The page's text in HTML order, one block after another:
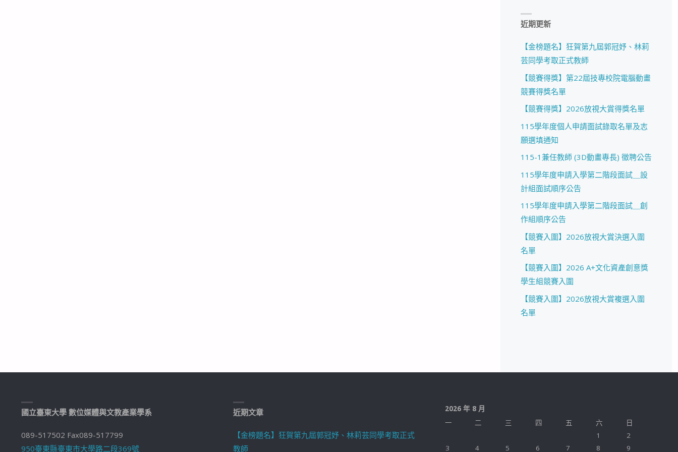
近期更新
【金榜題名】狂賀第九屆郭冠妤、林莉
芸同學考取正式教師
【競賽得獎】第22屆技專校院電腦動畫
競賽得獎名單
【競賽得獎】2026放視大賞得獎名單
115學年度個人申請面試錄取名單及志
願選填通知
115-1兼任教師 (3D動畫專長) 徵聘公告
115學年度申請入學第二階段面試＿設
計組面試順序公告
115學年度申請入學第二階段面試＿創
作組順序公告
【競賽入圍】2026放視大賞決選入圍
名單
【競賽入圍】2026 A+文化資產創意獎
學生組競賽入圍
【競賽入圍】2026放視大賞複選入圍
名單
國立臺東大學 數位媒體與文教產業學系
089-517502 Fax089-517799
950臺東縣臺東市大學路二段369號
近期文章
【金榜題名】狂賀第九屆郭冠妤、林莉芸同學考取正式
教師
2026 年 8 月
一
二 三 四 五 六
日
1
2
3
4 5 6 7 8 9